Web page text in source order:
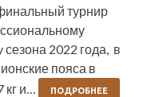
турнир
2022 года, в
пояса в
и…
ПОДРОБНЕЕ